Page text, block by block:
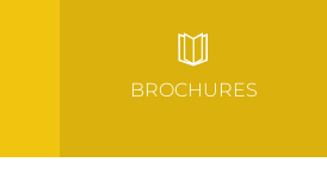
BROCHURES